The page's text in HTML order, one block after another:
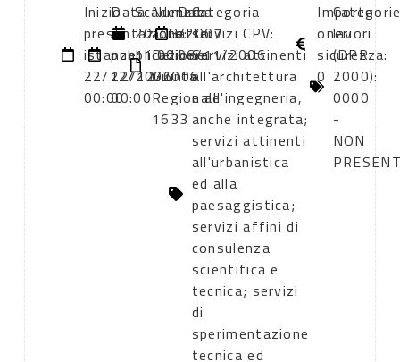
Inizio
presentazione
istanze:
22/12/2006
00:00
Data
di
pubblicazione:
22/12/2006
00:00
Scadenza:
20/03/2007
11:00
Numero
atto:
Delibera
Giunta
Regionale
1633
Data
atto:
06/11/2006
Categoria
servizi CPV:
Servizi attinenti
all'architettura
e all'ingegneria,
anche integrata;
servizi attinenti
all'urbanistica
ed alla
paesaggistica;
servizi affini di
consulenza
scientifica e
tecnica; servizi
di
sperimentazione
tecnica ed
Importo
oneri
sicurezza:
0
lavori
(DPR
2000):
0000
-
NON